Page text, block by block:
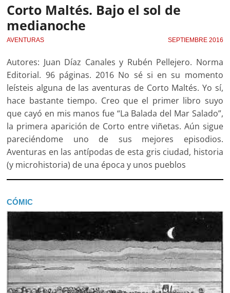
Corto Maltés. Bajo el sol de
medianoche
AVENTURAS SEPTIEMBRE 2016
Autores: Juan Díaz Canales y Rubén Pellejero. Norma
Editorial. 96 páginas. 2016 No sé si en su momento
leísteis alguna de las aventuras de Corto Maltés. Yo sí,
hace bastante tiempo. Creo que el primer libro suyo
que cayó en mis manos fue “La Balada del Mar Salado”,
la primera aparición de Corto entre viñetas. Aún sigue
pareciéndome uno de sus mejores episodios.
Aventuras en las antípodas de esta gris ciudad, historia
(y microhistoria) de una época y unos pueblos
CÓMIC